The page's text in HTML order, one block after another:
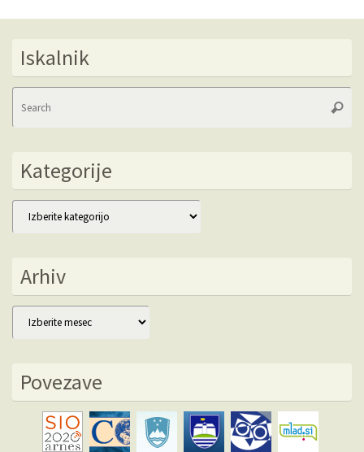
Iskalnik
Kategorije
Kategorije
Arhiv
Arhiv
Povezave